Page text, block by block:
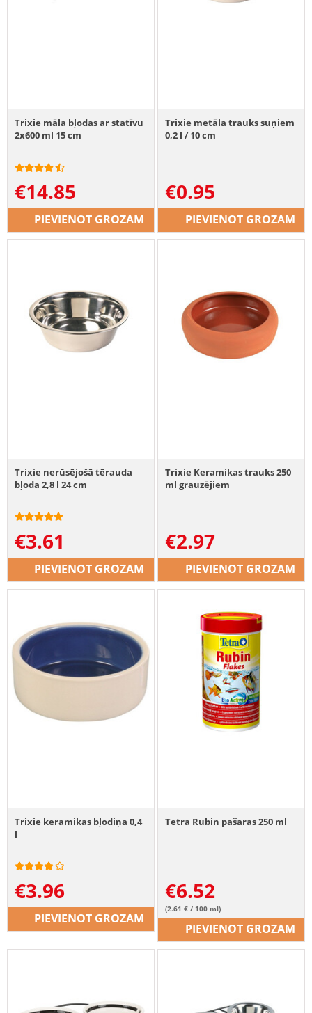
Trixie māla bļodas ar statīvu
2x600 ml 15 cm
€14.85
PIEVIENOT GROZAM
Trixie metāla trauks suņiem
0,2 l / 10 cm
€0.95
PIEVIENOT GROZAM
Trixie nerūsējošā tērauda
bļoda 2,8 l 24 cm
€3.61
PIEVIENOT GROZAM
Trixie Keramikas trauks 250
ml grauzējiem
€2.97
PIEVIENOT GROZAM
Trixie keramikas bļodiņa 0,4
l
€3.96
PIEVIENOT GROZAM
Tetra Rubin pašaras 250 ml
€6.52
(2.61 € / 100 ml)
PIEVIENOT GROZAM